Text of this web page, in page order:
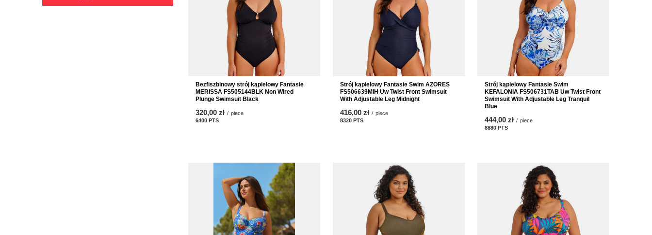
Bezfiszbinowy strój kąpielowy Fantasie
MERISSA FS505144BLK Non Wired
Plunge Swimsuit Black
320,00 zł / piece
6400 PTS
Strój kąpielowy Fantasie Swim AZORES
FS506639MIH Uw Twist Front Swimsuit
With Adjustable Leg Midnight
416,00 zł / piece
8320 PTS
Strój kąpielowy Fantasie Swim
KEFALONIA FS506731TAB Uw Twist Front
Swimsuit With Adjustable Leg Tranquil
Blue
444,00 zł / piece
8880 PTS